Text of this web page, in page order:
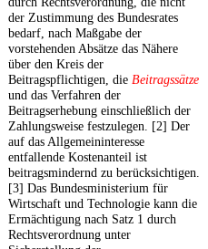
der Zustimmung des Bundesrates
bedarf, nach Maßgabe der
vorstehenden Absätze das Nähere
über den Kreis der
Beitragspflichtigen, die Beitragssätze
und das Verfahren der
Beitragserhebung einschließlich der
Zahlungsweise festzulegen. [2] Der
auf das Allgemeininteresse
entfallende Kostenanteil ist
beitragsmindernd zu berücksichtigen.
[3] Das Bundesministerium für
Wirtschaft und Technologie kann die
Ermächtigung nach Satz 1 durch
Rechtsverordnung unter